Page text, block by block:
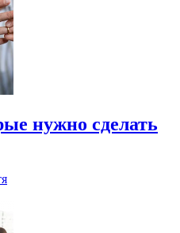
нужно сделать